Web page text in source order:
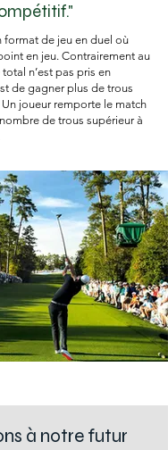
format de jeu en duel où
en jeu. Contrairement au
n’est pas pris en
de gagner plus de trous
joueur remporte le match
nombre de trous supérieur à
à notre futur